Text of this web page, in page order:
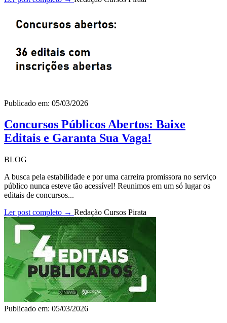
Publicado em: 05/03/2026
Concursos Públicos Abertos: Baixe
Editais e Garanta Sua Vaga!
BLOG
A busca pela estabilidade e por uma carreira promissora no serviço
público nunca esteve tão acessível! Reunimos em um só lugar os
editais de concursos...
Ler post completo → Redação Cursos Pirata
Publicado em: 05/03/2026